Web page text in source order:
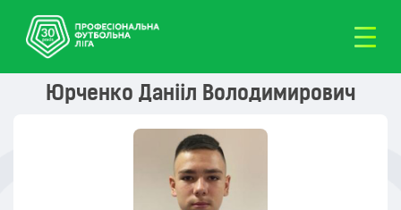
Юрченко Данііл Володимирович